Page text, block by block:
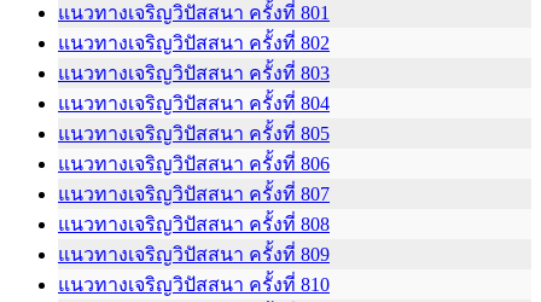
แนวทางเจริญวิปัสสนา ครั้งที่ 801
แนวทางเจริญวิปัสสนา ครั้งที่ 802
แนวทางเจริญวิปัสสนา ครั้งที่ 803
แนวทางเจริญวิปัสสนา ครั้งที่ 804
แนวทางเจริญวิปัสสนา ครั้งที่ 805
แนวทางเจริญวิปัสสนา ครั้งที่ 806
แนวทางเจริญวิปัสสนา ครั้งที่ 807
แนวทางเจริญวิปัสสนา ครั้งที่ 808
แนวทางเจริญวิปัสสนา ครั้งที่ 809
แนวทางเจริญวิปัสสนา ครั้งที่ 810